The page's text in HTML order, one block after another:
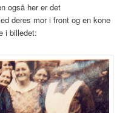
også her er det
deres mor i front og en kone
i billedet: